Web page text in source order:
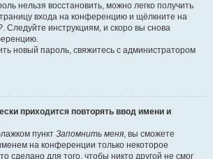
нельзя восстановить, можно легко получить
входа на конференцию и щёлкните на
. Следуйте инструкциям, и скоро вы снова
новый пароль, свяжитесь с администратором
приходится повторять ввод имени и
пункт Запомнить меня, вы сможете
на конференции только некоторое
сделано для того, чтобы никто другой не смог